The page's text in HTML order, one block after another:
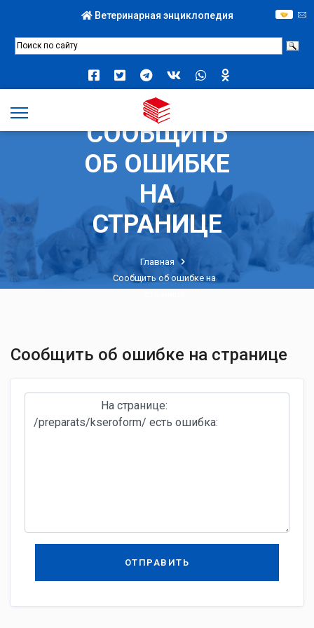
Ветеринарная энциклопедия
СООБЩИТЬ
ОБ ОШИБКЕ
НА
СТРАНИЦЕ
Главная
Сообщить об ошибке на
Сообщить об ошибке на странице
ОТПРАВИТЬ